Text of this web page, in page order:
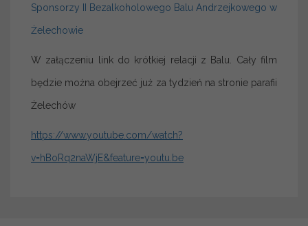
Sponsorzy II Bezalkoholowego Balu Andrzejkowego w
Żelechowie
W załączeniu link do krótkiej relacji z Balu. Cały film
będzie można obejrzeć już za tydzień na stronie parafii
Żelechów
https://www.youtube.com/watch?
v=hBoRq2naWjE&feature=youtu.be